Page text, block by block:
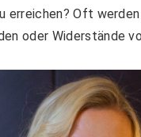
erreichen? Oft
oder Widerstände